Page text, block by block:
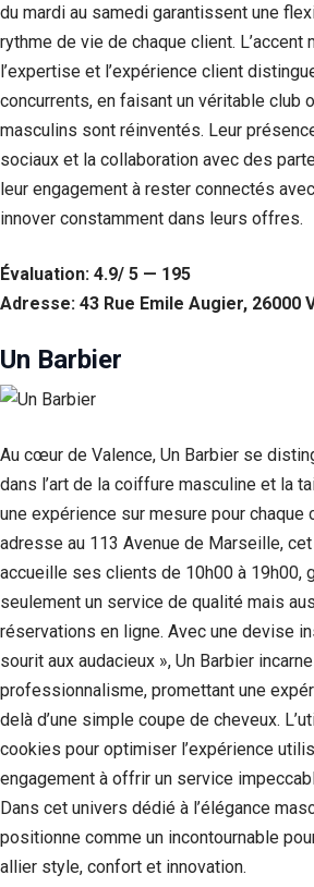
du mardi au samedi garantissent une
rythme de vie de chaque client. L’accent
l’expertise et l’expérience client
concurrents, en faisant un véritable club
masculins sont réinventés. Leur
sociaux et la collaboration avec des
leur engagement à rester connectés
innover constamment dans leurs offres.
Évaluation: 4.9/ 5 — 195
Adresse: 43 Rue Emile Augier, 26000
Un Barbier
Au cœur de Valence, Un Barbier se
dans l’art de la coiffure masculine et la
une expérience sur mesure pour chaque
adresse au 113 Avenue de Marseille,
accueille ses clients de 10h00 à 19h00,
seulement un service de qualité mais
réservations en ligne. Avec une devise
sourit aux audacieux », Un Barbier
professionnalisme, promettant une
delà d’une simple coupe de cheveux.
cookies pour optimiser l’expérience
engagement à offrir un service
Dans cet univers dédié à l’élégance
positionne comme un incontournable
allier style, confort et innovation.